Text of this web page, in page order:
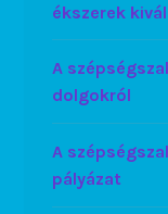
ékszerek
A
dolgokról
A
pályázat